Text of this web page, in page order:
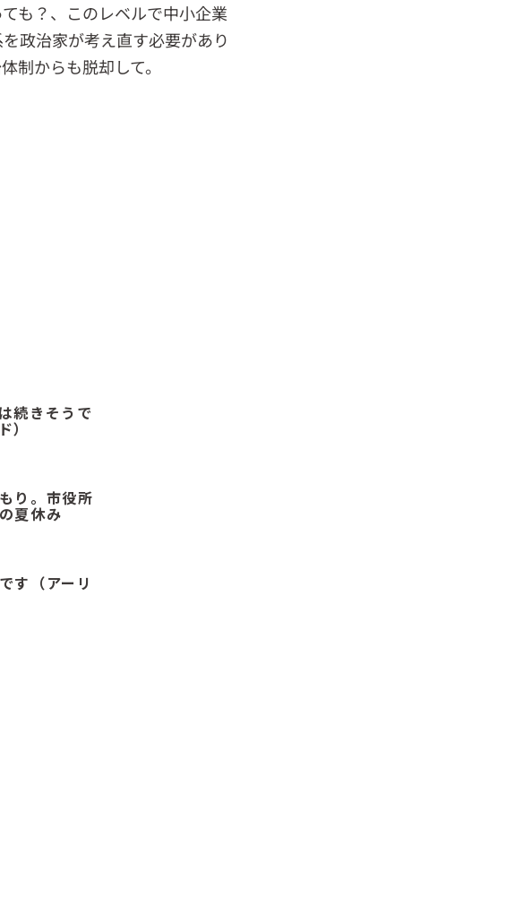
も？、このレベルで中小企業
政治家が考え直す必要があり
制からも脱却して。
続きそうで
）
り。市役所
夏休み
す（アーリ